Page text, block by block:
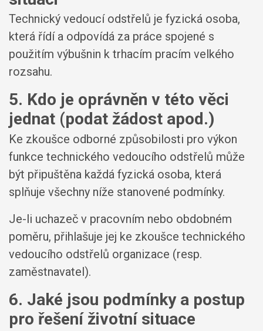
Technický vedoucí odstřelů je fyzická osoba,
která řídí a odpovídá za práce spojené s
použitím výbušnin k trhacím pracím velkého
rozsahu.
5. Kdo je oprávněn v této věci
jednat (podat žádost apod.)
Ke zkoušce odborné způsobilosti pro výkon
funkce technického vedoucího odstřelů může
být připuštěna každá fyzická osoba, která
splňuje všechny níže stanovené podmínky.
Je-li uchazeč v pracovním nebo obdobném
poměru, přihlašuje jej ke zkoušce technického
vedoucího odstřelů organizace (resp.
zaměstnavatel).
6. Jaké jsou podmínky a postup
pro řešení životní situace